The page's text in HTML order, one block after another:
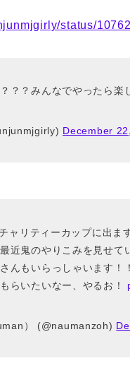
status/
？？みんなでやったら楽
December
ャリティーカップに出ま
近鬼のやりこみを見せて
んもいらっしゃいます！！
らいたいなー、やるお！
） (@naumanzoh)